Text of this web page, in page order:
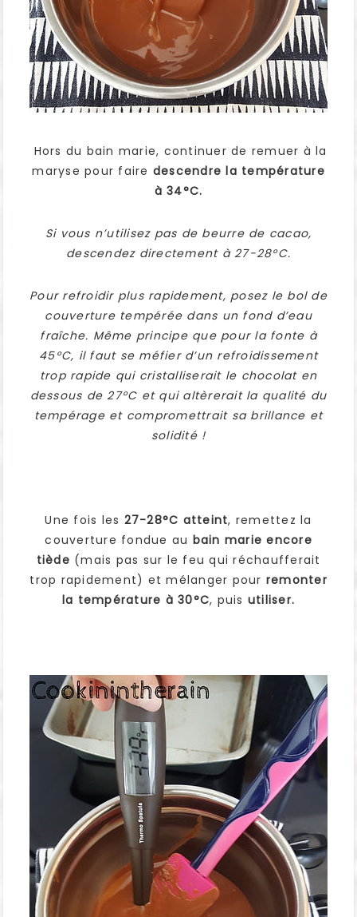
Hors du bain marie, continuer de remuer à la
maryse pour faire descendre la température
à 34°C.
Si vous n’utilisez pas de beurre de cacao,
descendez directement à 27-28°C.
Pour refroidir plus rapidement, posez le bol de
couverture tempérée dans un fond d’eau
fraîche. Même principe que pour la fonte à
45°C, il faut se méfier d’un refroidissement
trop rapide qui cristalliserait le chocolat en
dessous de 27°C et qui altèrerait la qualité du
tempérage et compromettrait sa brillance et
solidité !
Une fois les 27-28°C atteint, remettez la
couverture fondue au bain marie encore
tiède (mais pas sur le feu qui réchaufferait
trop rapidement) et mélanger pour remonter
la température à 30°C, puis utiliser.